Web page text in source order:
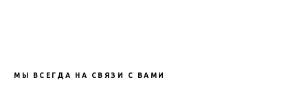
МЫ ВСЕГДА НА СВЯЗИ С ВАМИ